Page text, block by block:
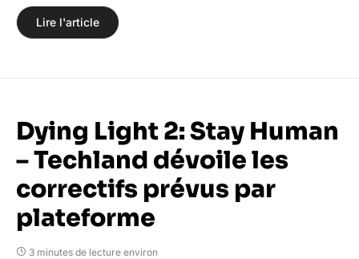
Lire l'article
Dying Light 2: Stay Human
– Techland dévoile les
correctifs prévus par
plateforme
3 minutes de lecture environ